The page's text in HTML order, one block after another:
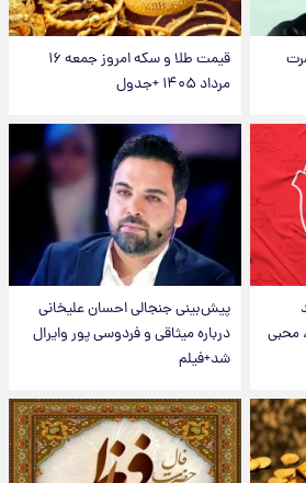
قیمت طلا و سکه امروز جمعه ۱۶
مرداد ۱۴۰۵ +جدول
محبی
پیش‌بینی جنجالی احسان علیخانی
درباره میثاقی و فردوسی پور وایرال
شد+فیلم